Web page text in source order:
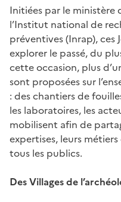
Initiées par le
l’Institut national de
préventives (Inrap), ces
explorer le passé, du
cette occasion, plus
sont proposées sur
: des chantiers de
les laboratoires, les
mobilisent afin de
expertises, leurs
tous les publics.
Des Villages de